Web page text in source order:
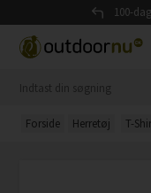
100-
Forside Herretøj T-